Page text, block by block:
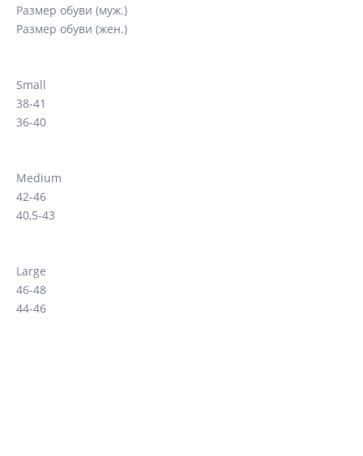
Размер обуви (муж.)
Размер обуви (жен.)
Small
38-41
36-40
Medium
42-46
40,5-43
Large
46-48
44-46